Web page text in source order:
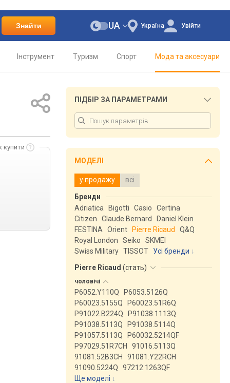
Знайти Україна
UA Увійти
Інструмент Туризм Спорт Мода та аксесуари
купити
ПІДБІР ЗА ПАРАМЕТРАМИ
МОДЕЛІ
у продажу всі
Бренди
Adriatica
Bigotti Casio
Certina
Citizen
Claude Bernard
Daniel Klein
FESTINA
Orient Pierre Ricaud
Q&Q
Royal London
Seiko
SKMEI
Swiss Military TISSOT
Усі бренди
Pierre Ricaud (стать)
чоловічі
P6052.Y110Q
P6053.5126Q
P60023.5155Q
P60023.51R6Q
P91022.B224Q
P91038.1113Q
P91038.5113Q
P91038.5114Q
P91057.5113Q
P60032.5214QF
P97029.51R7CH
91016.5113Q
91081.52B3CH
91081.Y22RCH
91090.5224Q
97212.1263QF
Ще моделі ↓